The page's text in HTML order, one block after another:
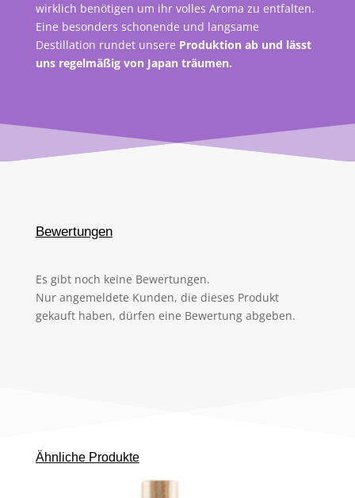
wirklich benötigen um ihr volles Aroma zu entfalten.
Eine besonders schonende und langsame
Destillation rundet unsere Produktion ab und lässt
uns regelmäßig von Japan träumen.
Bewertungen
Es gibt noch keine Bewertungen.
Nur angemeldete Kunden, die dieses Produkt
gekauft haben, dürfen eine Bewertung abgeben.
Ähnliche Produkte